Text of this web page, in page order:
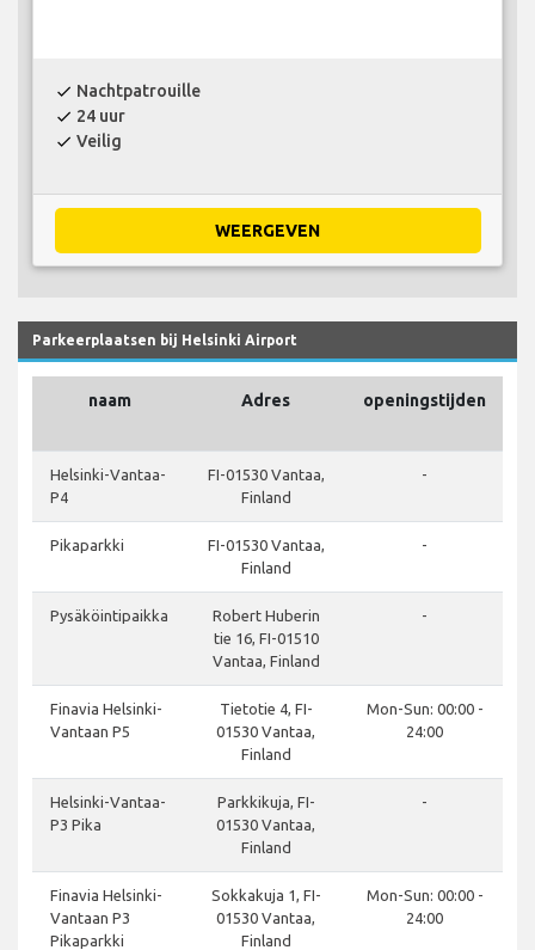
check Nachtpatrouille
check 24 uur
check Veilig
WEERGEVEN
Parkeerplaatsen bij Helsinki Airport
naam Adres
openingstijden
Helsinki-Vantaa-
P4
FI-01530 Vantaa,
Finland
-
Pikaparkki
FI-01530 Vantaa,
Finland
-
Pysäköintipaikka
Robert Huberin
tie 16, FI-01510
Vantaa, Finland
-
Finavia Helsinki-
Vantaan P5
Tietotie 4, FI-
01530 Vantaa,
Finland
Mon-Sun: 00:00 -
24:00
Helsinki-Vantaa-
P3 Pika
Parkkikuja, FI-
01530 Vantaa,
Finland
-
Finavia Helsinki-
Vantaan P3
Pikaparkki
Sokkakuja 1, FI-
01530 Vantaa,
Finland
Mon-Sun: 00:00 -
24:00